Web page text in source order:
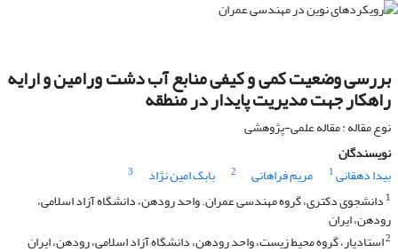
بررسی وضعیت کمی و کیفی منابع آب دشت ورامین و ارایه
راهکار جهت مدیریت پایدار در منطقه
نوع مقاله : مقاله علمی-پژوهشی
نویسندگان
بیدا دهقانی1 مریم فراهانی 2 بابک امین نژاد
3
1 دانشجوی دکتری، گروه مهندسی عمران. واحد رودهن، دانشگاه آزاد اسلامی،
رودهن، ایران
2استادیار، گروه محیط زیست، واحد رودهن، دانشگاه آزاد اسلامی، رودهن، ایران